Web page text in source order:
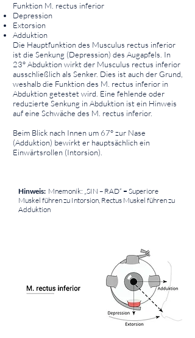
Funktion M. rectus inferior
Depression
Extorsion
Adduktion
Die Hauptfunktion des Musculus rectus inferior
ist die Senkung (Depression) des Augapfels. In
23° Abduktion wirkt der Musculus rectus inferior
ausschließlich als Senker. Dies ist auch der Grund,
weshalb die Funktion des M. rectus inferior in
Abduktion getestet wird. Eine fehlende oder
reduzierte Senkung in Abduktion ist ein Hinweis
auf eine Schwäche des M. rectus inferior.
Beim Blick nach Innen um 67° zur Nase
(Adduktion) bewirkt er hauptsächlich ein
Einwärtsrollen (Intorsion).
Hinweis: Mnemonik: „SIN – RAD“ = Superiore
Muskel führen zu Intorsion, Rectus Muskel führen zu
Adduktion